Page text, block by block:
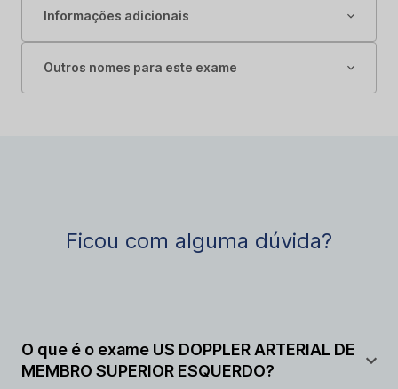
Informações adicionais
Outros nomes para este exame
Ficou com alguma dúvida?
O que é o exame US DOPPLER ARTERIAL DE
MEMBRO SUPERIOR ESQUERDO?